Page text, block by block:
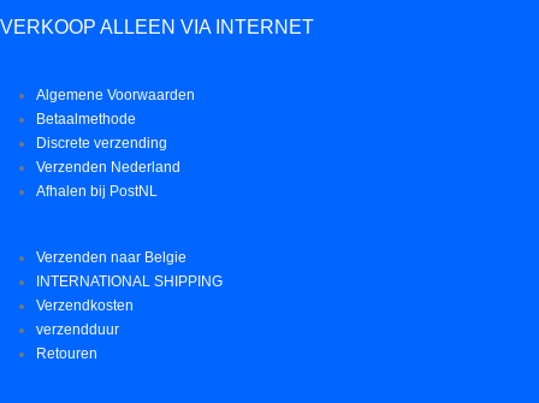
VERKOOP ALLEEN VIA INTERNET
Algemene Voorwaarden
Betaalmethode
Discrete verzending
Verzenden Nederland
Afhalen bij PostNL
Verzenden naar Belgie
INTERNATIONAL SHIPPING
Verzendkosten
verzendduur
Retouren